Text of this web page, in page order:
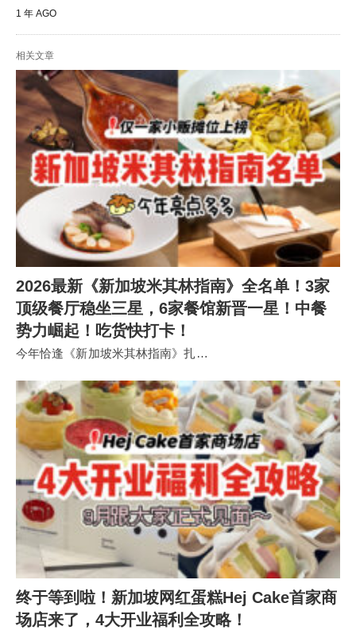
1 年 AGO
相关文章
2026最新《新加坡米其林指南》全名单！3家
顶级餐厅稳坐三星，6家餐馆新晋一星！中餐
势力崛起！吃货快打卡！
今年恰逢《新加坡米其林指南》扎…
终于等到啦！新加坡网红蛋糕Hej Cake首家商
场店来了，4大开业福利全攻略！